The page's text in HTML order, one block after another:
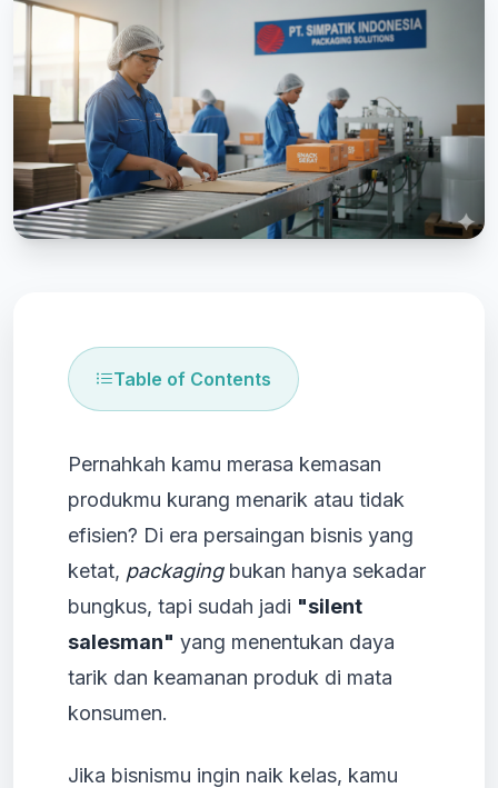
Table of Contents
Pernahkah kamu merasa kemasan
produkmu kurang menarik atau tidak
efisien? Di era persaingan bisnis yang
ketat, packagingbukan hanya sekadar
bungkus, tapi sudah jadi "silent
salesman" yang menentukan daya
tarik dan keamanan produk di mata
konsumen.
Jika bisnismu ingin naik kelas, kamu